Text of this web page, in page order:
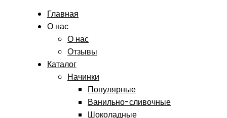
Главная
О нас
О нас
Отзывы
Каталог
Начинки
Популярные
Ванильно-сливочные
Шоколадные